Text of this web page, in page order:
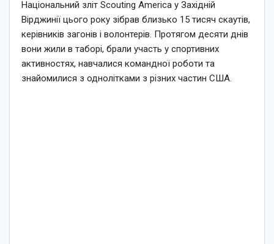
Національний зліт Scouting America у Західній
Вірджинії цього року зібрав близько 15 тисяч скаутів,
керівників загонів і волонтерів. Протягом десяти днів
вони жили в таборі, брали участь у спортивних
активностях, навчалися командної роботи та
знайомилися з однолітками з різних частин США.